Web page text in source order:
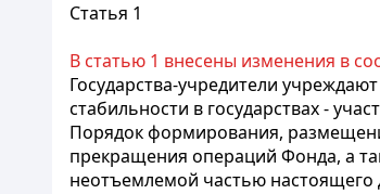
Статья 1
В статью 1 внесены изменения в
Государства-учредители
стабильности в государствах -
Порядок формирования,
прекращения операций Фонда, а
неотъемлемой частью настоящего